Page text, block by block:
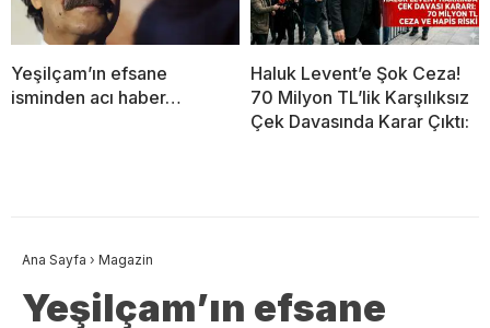
Yeşilçam’ın efsane
isminden acı haber…
Haluk Levent’e Şok Ceza!
70 Milyon TL’lik Karşılıksız
Çek Davasında Karar Çıktı:
Ana Sayfa › Magazin
Yeşilçam’ın efsane